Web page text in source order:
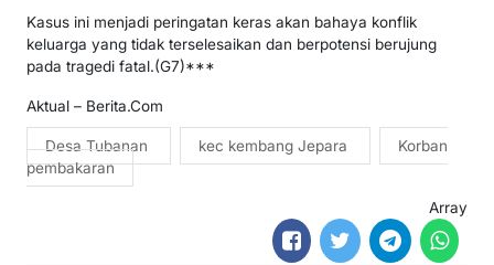
Kasus ini menjadi peringatan keras akan bahaya konflik
keluarga yang tidak terselesaikan dan berpotensi berujung
pada tragedi fatal.(G7)***
Aktual – Berita.Com
Desa Tubanan kec kembang Jepara
Korban
pembakaran
Array